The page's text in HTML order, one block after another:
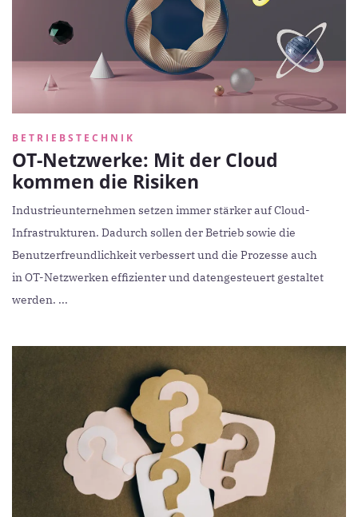
BETRIEBSTECHNIK
OT-Netzwerke: Mit der Cloud
kommen die Risiken
Industrieunternehmen setzen immer stärker auf Cloud-
Infrastrukturen. Dadurch sollen der Betrieb sowie die
Benutzerfreundlichkeit verbessert und die Prozesse auch
in OT-Netzwerken effizienter und datengesteuert gestaltet
werden. ...